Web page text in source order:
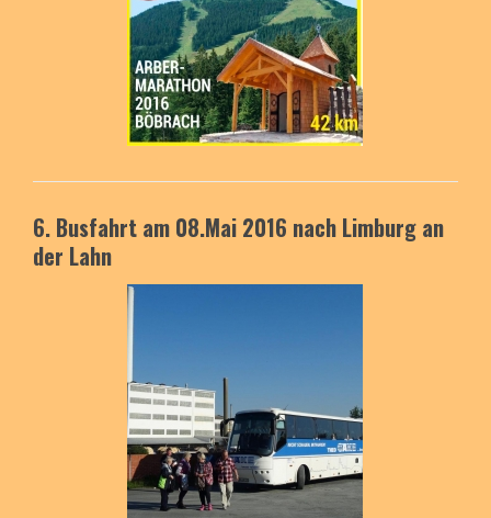
6. Busfahrt am 08.Mai 2016 nach Limburg an
der Lahn